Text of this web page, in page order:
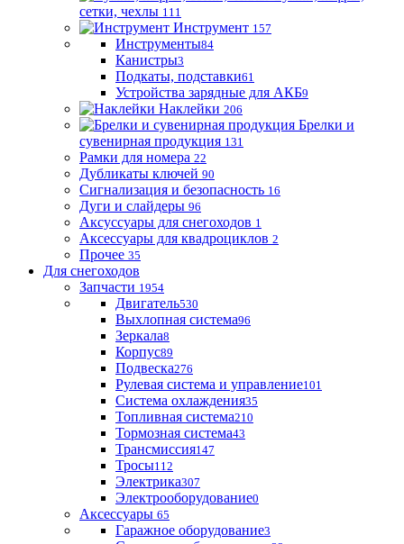
сетки, чехлы 111
Инструмент 157
Инструменты84
Канистры3
Подкаты, подставки61
Устройства зарядные для АКБ9
Наклейки 206
Брелки и
сувенирная продукция 131
Рамки для номера 22
Дубликаты ключей 90
Сигнализация и безопасность 16
Дуги и слайдеры 96
Аксуссуары для снегоходов 1
Аксессуары для квадроциклов 2
Прочее 35
Для снегоходов
Запчасти 1954
Двигатель530
Выхлопная система96
Зеркала8
Корпус89
Подвеска276
Рулевая система и управление101
Система охлаждения35
Топливная система210
Тормозная система43
Трансмиссия147
Тросы112
Электрика307
Электрооборудование0
Аксессуары 65
Гаражное оборудование3